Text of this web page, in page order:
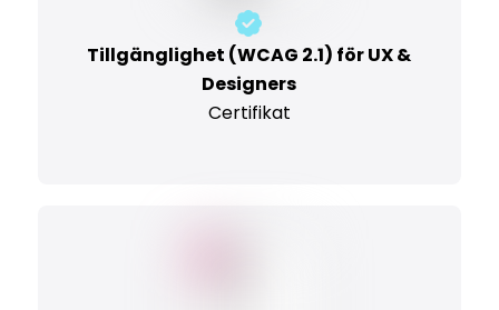
Tillgänglighet (WCAG 2.1) för UX &
Designers
Certifikat